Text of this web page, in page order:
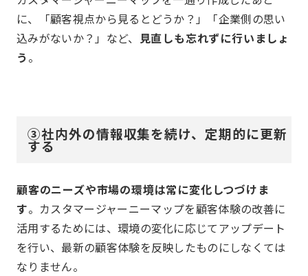
に、「顧客視点から見るとどうか？」「企業側の思い
込みがないか？」など、 見直しも忘れずに行いましょ
う 。
③社内外の情報収集を続け、定期的に更新
する
顧客のニーズや市場の環境は常に変化しつづけま
す。カスタマージャーニーマップを顧客体験の改善に
活用するためには、環境の変化に応じてアップデート
を行い、最新の顧客体験を反映したものにしなくては
なりません。